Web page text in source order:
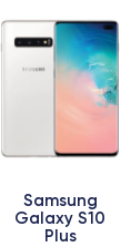
Samsung
Galaxy S10
Plus